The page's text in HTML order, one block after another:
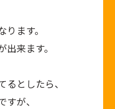
ます。
出来ます。
るとしたら、
すが、